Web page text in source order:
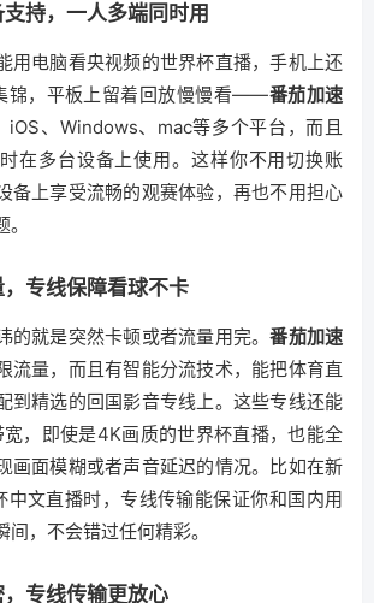
持，一人多端同时用
用电脑看央视频的世界杯直播，手机上还
锦，平板上留着回放慢慢看——番茄加速
iOS、Windows、mac等多个平台，而且
在多台设备上使用。这样你不用切换账
备上享受流畅的观赛体验，再也不用担心
专线保障看球不卡
的就是突然卡顿或者流量用完。番茄加速
流量，而且有智能分流技术，能把体育直
到精选的回国影音专线上。这些专线还能
，即使是4K画质的世界杯直播，也能全
画面模糊或者声音延迟的情况。比如在新
中文直播时，专线传输能保证你和国内用
间，不会错过任何精彩。
专线传输更放心